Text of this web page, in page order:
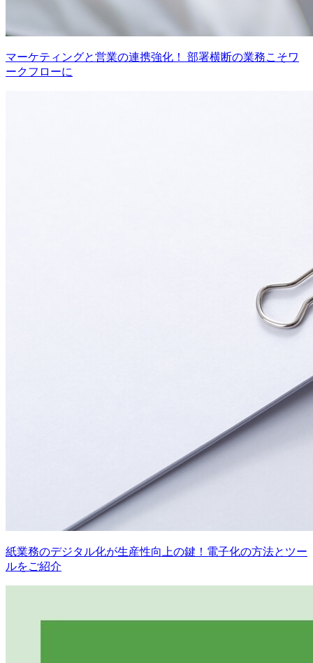
マーケティングと営業の連携強化！ 部署横断の業務こそワ
ークフローに
紙業務のデジタル化が生産性向上の鍵！電子化の方法とツー
ルをご紹介